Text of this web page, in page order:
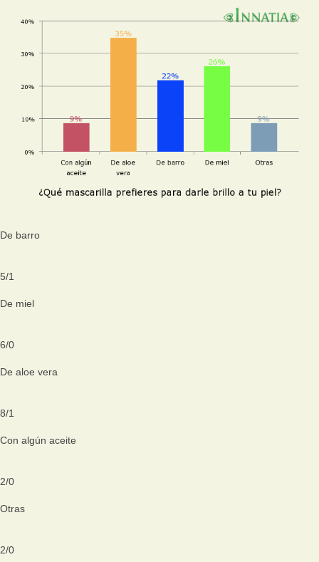
De barro
5/1
De miel
6/0
De aloe vera
8/1
Con algún aceite
2/0
Otras
2/0